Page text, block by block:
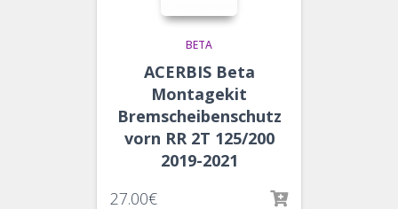
BETA
ACERBIS Beta
Montagekit
Bremscheibenschutz
vorn RR 2T 125/200
2019-2021
27.00€